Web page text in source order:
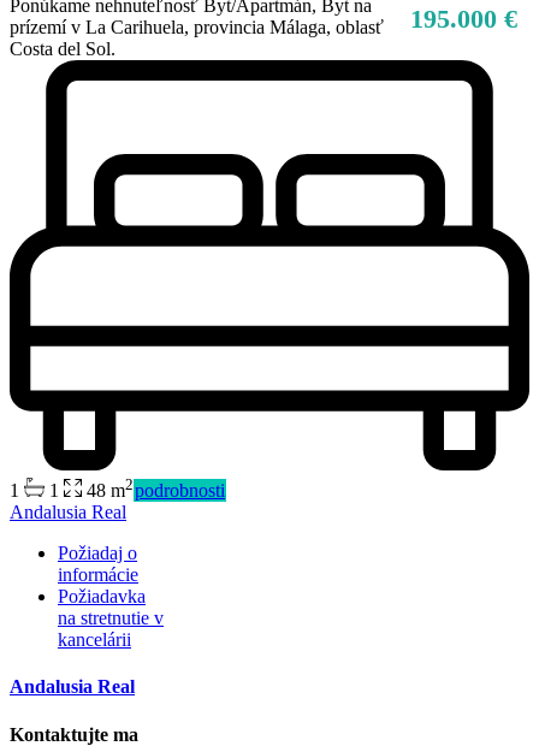
Predaj
195.000 €
Ponúkame nehnuteľnosť Byt/Apartmán, Byt na
prízemí v La Carihuela, provincia Málaga, oblasť
Costa del Sol.
1 1 48 m2podrobnosti
Andalusia Real
Požiadaj o
informácie
Požiadavka
na stretnutie v
kancelárii
Andalusia Real
Kontaktujte ma